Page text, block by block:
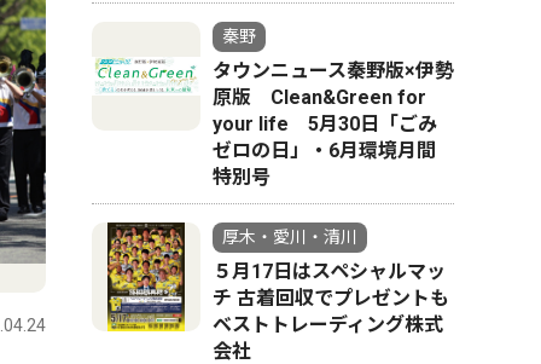
秦野
タウンニュース秦野版×伊勢
原版 Clean&Green for
your life 5月30日「ごみ
ゼロの日」・6月環境月間
特別号
厚木・愛川・清川
５月17日はスペシャルマッ
チ 古着回収でプレゼントも
ベストトレーディング株式
会社